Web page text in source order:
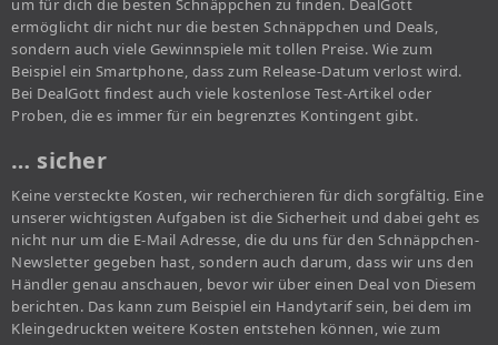
um für dich die besten Schnäppchen zu finden. DealGott
ermöglicht dir nicht nur die besten Schnäppchen und Deals,
sondern auch viele Gewinnspiele mit tollen Preise. Wie zum
Beispiel ein Smartphone, dass zum Release-Datum verlost wird.
Bei DealGott findest auch viele kostenlose Test-Artikel oder
Proben, die es immer für ein begrenztes Kontingent gibt.
… sicher
Keine versteckte Kosten, wir recherchieren für dich sorgfältig. Eine
unserer wichtigsten Aufgaben ist die Sicherheit und dabei geht es
nicht nur um die E-Mail Adresse, die du uns für den Schnäppchen-
Newsletter gegeben hast, sondern auch darum, dass wir uns den
Händler genau anschauen, bevor wir über einen Deal von Diesem
berichten. Das kann zum Beispiel ein Handytarif sein, bei dem im
Kleingedruckten weitere Kosten entstehen können, wie zum